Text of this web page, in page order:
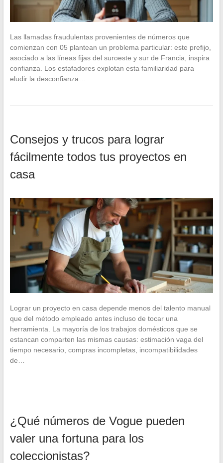
Las llamadas fraudulentas provenientes de números que
comienzan con 05 plantean un problema particular: este prefijo,
asociado a las líneas fijas del suroeste y sur de Francia, inspira
confianza. Los estafadores explotan esta familiaridad para
eludir la desconfianza…
Consejos y trucos para lograr
fácilmente todos tus proyectos en
casa
Lograr un proyecto en casa depende menos del talento manual
que del método empleado antes incluso de tocar una
herramienta. La mayoría de los trabajos domésticos que se
estancan comparten las mismas causas: estimación vaga del
tiempo necesario, compras incompletas, incompatibilidades
de…
¿Qué números de Vogue pueden
valer una fortuna para los
coleccionistas?